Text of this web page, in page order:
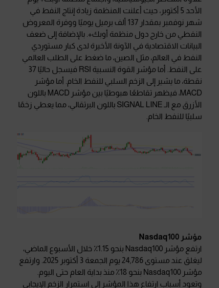
الأحد 5 أكتوبر، حيث أعلنت المنظمة زيادة إنتاج النفط في
شهر نوفمبر بمقدار 137 ألف برميل يوميًا ووفرة المعروض
النفطي من خارج دول منظمة أوبك+. بالإضافة إلى ضعف
البيانات الاقتصادية في الآونة الأخيرة لدى كبار مستوردي
النفط في العالم، مثل الصين، ما ضغط على الطلب العالمي
على النفط. أما مؤشر القوة النسبية RSI فيسجل حاليًا 37
نقطة، ما يشير إلى الزخم السلبي للنفط الخام. أما مؤشر
MACD، فيظهر تقاطعًا هبوطيًا بين مؤشر MACD باللون
الأزرق مع الـ SIGNAL LINE باللون البرتقالي، مما يعطي زخمًا
سلبيًا للنفط الخام.
مؤشر
ارتفع مؤشر Nasdaq100 بنحو 1.15٪ خلال الأسبوع الماضي،
ليغلق عند مستوى 24,786 يوم الجمعة 3 أكتوبر 2025. وارتفع
مؤشر Nasdaq100 بنحو 18٪ منذ بداية العام حتى اليوم.
وتعود أسباب ارتفاع هذا المؤشر إلى استمرار الزخم الإيجابي